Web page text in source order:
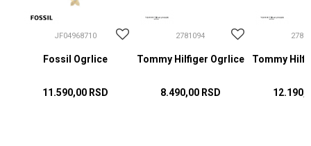
JF04968710
Fossil Ogrlice
11.590,00 RSD
2781094
Tommy Hilfiger Ogrlice
8.490,00 RSD
Tommy